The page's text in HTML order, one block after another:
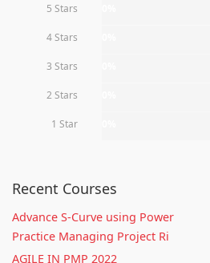
5 Stars
4 Stars
3 Stars
2 Stars
1 Star
Recent Courses
Advance S-Curve using Power
Practice Managing Project Ri
AGILE IN PMP 2022